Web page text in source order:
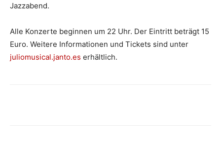
Jazzabend.
Alle Konzerte beginnen um 22 Uhr. Der Eintritt beträgt 15
Euro. Weitere Informationen und Tickets sind unter
juliomusical.janto.es erhältlich.